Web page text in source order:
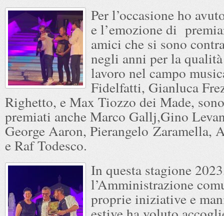
Per l’occasione ho
e l’emozione di
amici che si sono
negli anni per la
lavoro nel campo
Fidelfatti, Gianluca
Righetto, e Max Tiozzo dei Made,
premiati anche Marco Gallj,Gino
George Aaron, Pierangelo Zaramella,
e Raf Todesco.
In questa stagione
l’Amministrazione
proprie iniziative e